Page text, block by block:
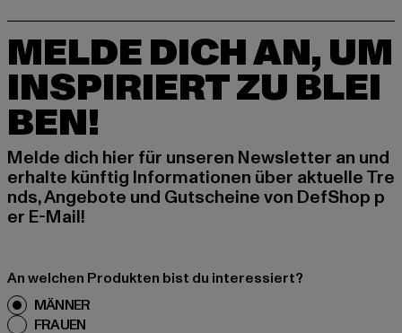
MELDE DICH AN, UM
INSPIRIERT ZU BLEI
BEN!
Melde dich hier für unseren Newsletter an und
erhalte künftig Informationen über aktuelle Tre
nds, Angebote und Gutscheine von DefShop p
er E-Mail!
An welchen Produkten bist du interessiert?
MÄNNER
FRAUEN